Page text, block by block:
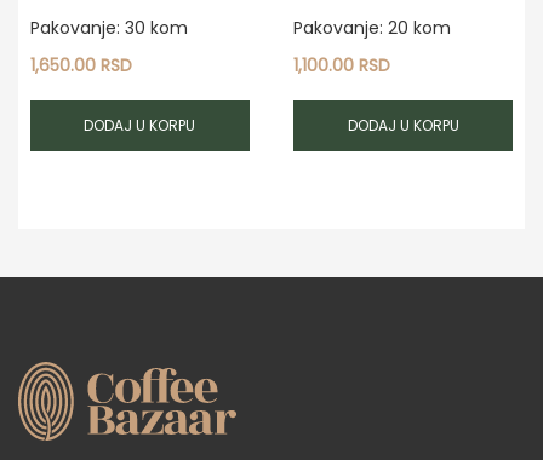
Pakovanje: 30 kom
1,650.00 RSD
DODAJ U KORPU
Pakovanje: 20 kom
1,100.00RSD
DODAJ U KORPU